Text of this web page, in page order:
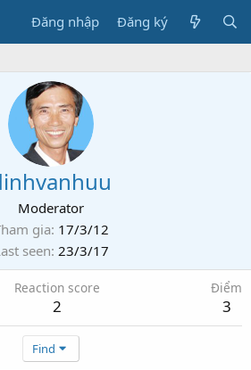
Đăng nhập Đăng ký
Moderator
gia 17/3/12
seen 23/3/17
Reaction score
2
Điểm
3
Find